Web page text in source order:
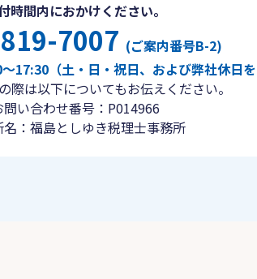
時間内におかけください。
7007 (ご案内番号B-2)
17:30（土・日・祝日、および弊社休日を
際は以下についてもお伝えください。
問い合わせ番号：P014966
名：福島としゆき税理士事務所